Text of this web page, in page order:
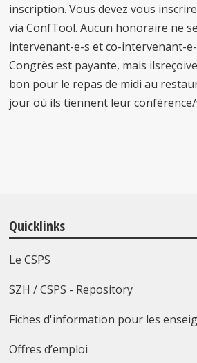
inscription. Vous devez vous
via ConfTool. Aucun honoraire ne
intervenant-e-s et co-intervenant-e-
Congrès est payante, mais
bon pour le repas de midi au
jour où ils tiennent leur
Quicklinks
Le CSPS
SZH / CSPS - Repository
Fiches d'information pour les
Offres d’emploi